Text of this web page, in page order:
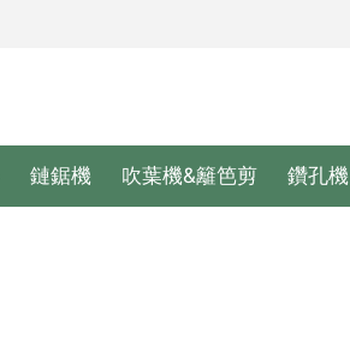
鏈鋸機 吹葉機&籬笆剪 鑽孔機